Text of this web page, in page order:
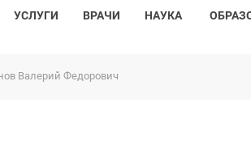
УСЛУГИ ВРАЧИ НАУКА
Валерий Федорович